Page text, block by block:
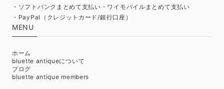
・ソフトバンクまとめて支払い・ワイモバイルまとめて支払い
・PayPal（クレジットカード/銀行口座）
MENU
ホーム
bluette antiqueについて
ブログ
bluette antique members